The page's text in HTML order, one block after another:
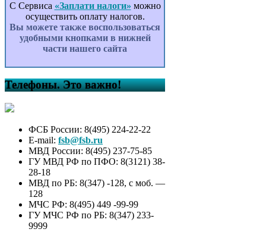
С Сервиса «Заплати налоги» можно
осуществить оплату налогов.
Вы можете также воспользоваться
удобными кнопками в нижней
части нашего сайта
Телефоны. Это важно!
ФСБ России: 8(495) 224-22-22
E-mail: fsb@fsb.ru
МВД России: 8(495) 237-75-85
ГУ МВД РФ по ПФО: 8(3121) 38-
28-18
МВД по РБ: 8(347) -128, с моб. —
128
МЧС РФ: 8(495) 449 -99-99
ГУ МЧС РФ по РБ: 8(347) 233-
9999